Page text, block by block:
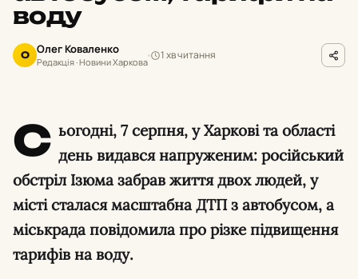
воду
О Олег Коваленко
Редакція · Новини Харкова
1 хв читання
С ьогодні, 7 серпня, у Харкові та області
день видався напруженим: російський
обстріл Ізюма забрав життя двох людей, у
місті сталася масштабна ДТП з автобусом, а
міськрада повідомила про різке підвищення
тарифів на воду.